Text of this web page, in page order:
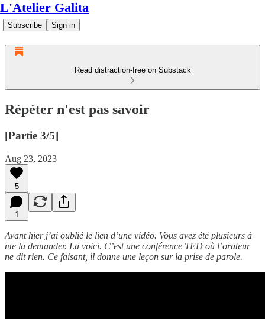
L'Atelier Galita
Subscribe Sign in
Read distraction-free on Substack
Répéter n'est pas savoir
[Partie 3/5]
Aug 23, 2023
5
1
Avant hier j’ai oublié le lien d’une vidéo. Vous avez été plusieurs à
me la demander. La voici. C’est une conférence TED où l’orateur
ne dit rien. Ce faisant, il donne une leçon sur la prise de parole.